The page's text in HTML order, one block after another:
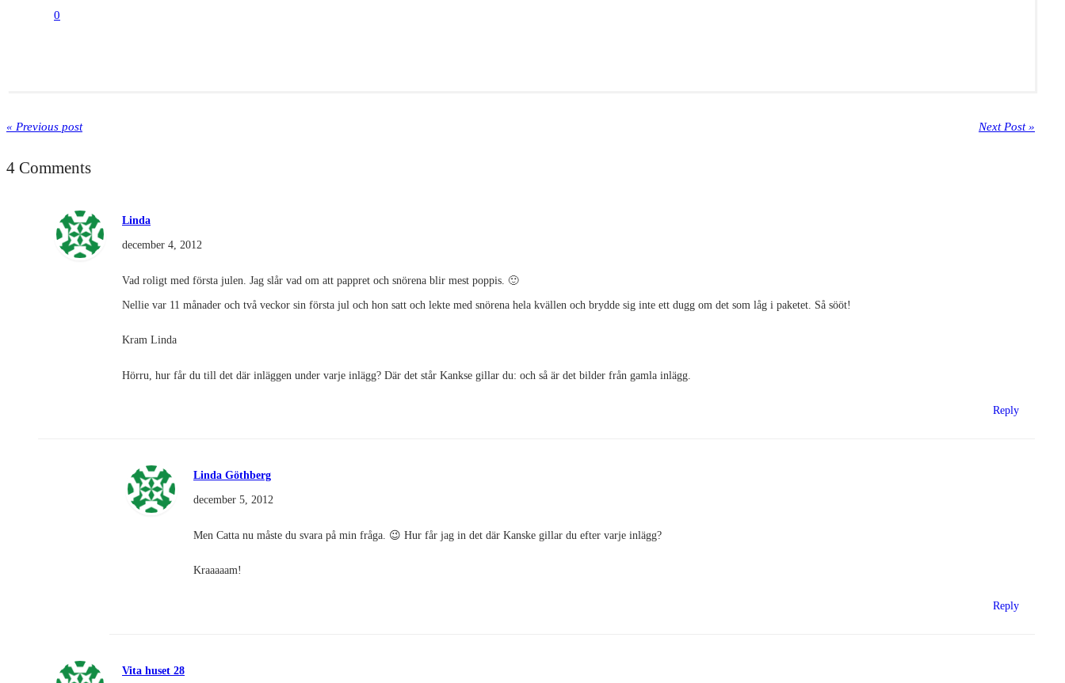
0
« Previous post Next Post »
4 Comments
Linda
december 4, 2012
Vad roligt med första julen. Jag slår vad om att pappret och snörena blir mest poppis. 🙂
Nellie var 11 månader och två veckor sin första jul och hon satt och lekte med snörena hela kvällen och brydde sig inte ett dugg om det som låg i paketet. Så sööt!
Kram Linda
Hörru, hur får du till det där inläggen under varje inlägg? Där det står Kankse gillar du: och så är det bilder från gamla inlägg.
Reply
Linda Göthberg
december 5, 2012
Men Catta nu måste du svara på min fråga. 😉 Hur får jag in det där Kanske gillar du efter varje inlägg?
Kraaaaam!
Reply
Vita huset 28